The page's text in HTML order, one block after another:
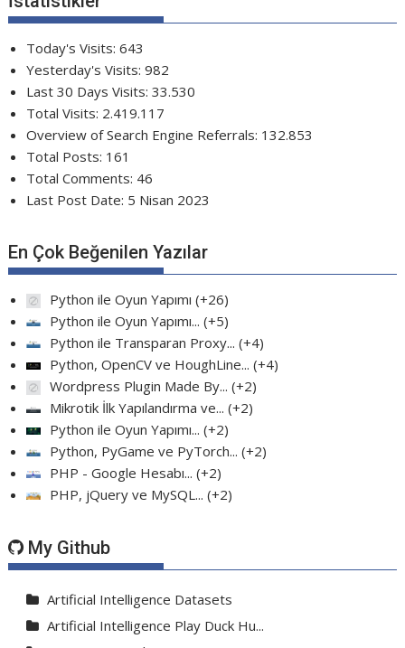
Today's Visits:643
Yesterday's Visits:982
Last 30 Days Visits:33.530
Total Visits: 2.419.117
Overview of Search Engine Referrals: 132.853
Total Posts: 161
Total Comments: 46
Last Post Date: 5 Nisan 2023
En Çok Beğenilen Yazılar
Python ile Oyun Yapımı +26
Python ile Oyun Yapımı... +5
Python ile Transparan Proxy... +4
Python, OpenCV ve HoughLine... +4
Wordpress Plugin Made By... +2
Mikrotik İlk Yapılandırma ve... +2
Python ile Oyun Yapımı... +2
Python, PyGame ve PyTorch... +2
PHP - Google Hesabı... +2
PHP, jQuery ve MySQL... +2
My Github
Artificial Intelligence Datasets
Artificial Intelligence Play Duck Hu...